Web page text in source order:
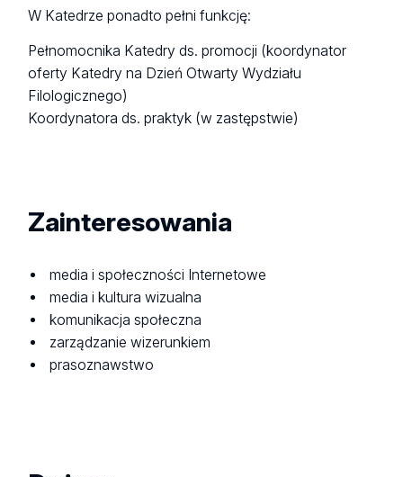
W Katedrze ponadto pełni funkcję:
Pełnomocnika Katedry ds. promocji (koordynator
oferty Katedry na Dzień Otwarty Wydziału
Filologicznego)
Koordynatora ds. praktyk (w zastępstwie)
Zainteresowania
media i społeczności Internetowe
media i kultura wizualna
komunikacja społeczna
zarządzanie wizerunkiem
prasoznawstwo